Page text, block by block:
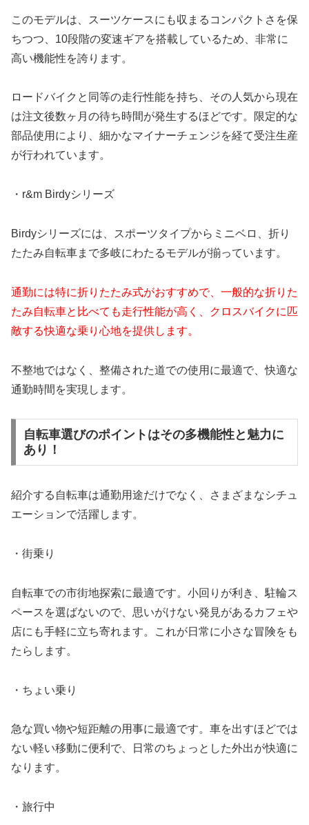
このモデルは、スーツケースにも収まるコンパクトさを保
ちつつ、10段階の変速ギアを搭載しているため、非常に
高い機能性を誇ります。
ロードバイクと同等の走行性能を持ち、その人気から現在
は注文後数ヶ月の待ち時間が発生するほどです。限定的な
部品使用により、細かなマイナーチェンジを経て受注生産
が行われています。
・r&m Birdyシリーズ
Birdyシリーズには、スポーツタイプからミニベロ、折り
たたみ自転車まで多岐にわたるモデルが揃っています。
通勤には特に折りたたみ式がおすすめで、一般的な折りた
たみ自転車と比べても走行性能が高く、クロスバイクに匹
敵する快適な乗り心地を提供します。
不整地ではなく、整備された道での使用に最適で、快適な
通勤時間を実現します。
自転車選びのポイントはその多機能性と魅力に
あり！
紹介する自転車は通勤用途だけでなく、さまざまなシチュ
エーションで活躍します。
・街乗り
自転車での市街地探索に最適です。小回りが利き、駐輪ス
ペースを選ばないので、思いがけない発見があるカフェや
店にも手軽に立ち寄れます。これが日常に小さな冒険をも
たらします。
・ちょい乗り
急な買い物や短距離の用事に最適です。車を出すほどでは
ない軽い移動に便利で、日常のちょっとした外出が快適に
なります。
・旅行中